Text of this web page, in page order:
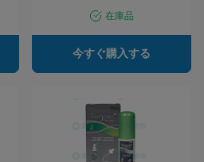
在庫品
今すぐ購入する